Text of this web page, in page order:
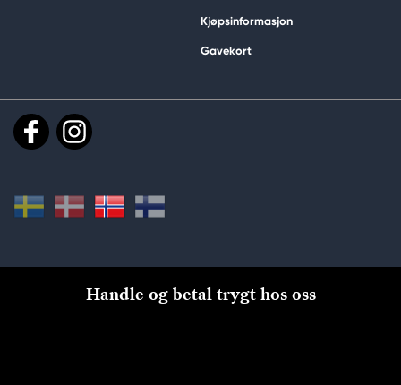
Kjøpsinformasjon
Gavekort
Handle og betal trygt hos oss